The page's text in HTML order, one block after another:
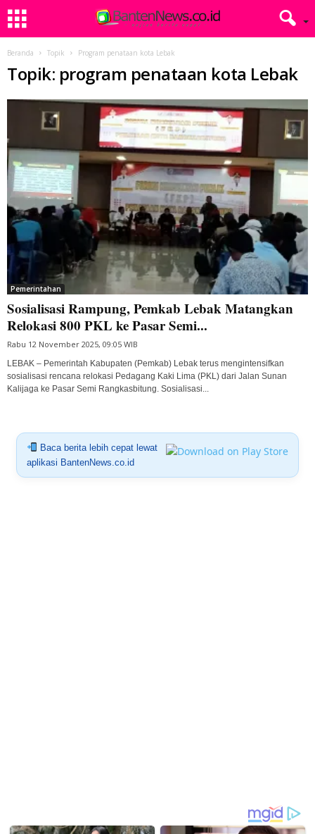
Beranda Topik Program penataan kota Lebak
Topik: program penataan kota Lebak
Pemerintahan
Sosialisasi Rampung, Pemkab Lebak Matangkan
Relokasi 800 PKL ke Pasar Semi...
Rabu 12 November 2025, 09:05 WIB
LEBAK – Pemerintah Kabupaten (Pemkab) Lebak terus mengintensifkan
sosialisasi rencana relokasi Pedagang Kaki Lima (PKL) dari Jalan Sunan
Kalijaga ke Pasar Semi Rangkasbitung. Sosialisasi...
Baca berita lebih cepat lewat
aplikasi BantenNews.co.id